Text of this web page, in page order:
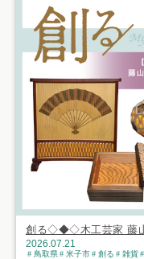
創る◇◆◇木工芸家 藤山
2026.07.21
鳥取県 米子市 創る 雑貨